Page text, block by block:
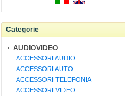
Categorie
AUDIOVIDEO
ACCESSORI AUDIO
ACCESSORI AUTO
ACCESSORI TELEFONIA
ACCESSORI VIDEO